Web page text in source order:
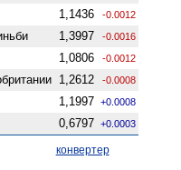
1,1436 -0.0012
1,3997 -0.0016
1,0806 -0.0012
1,2612 -0.0008
1,1997 +0.0008
0,6797 +0.0003
конвертер